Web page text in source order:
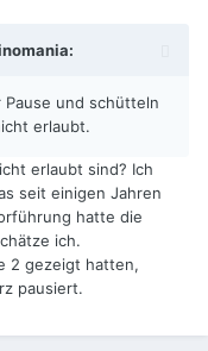
:
und schütteln
erlaubt.
erlaubt sind? Ich
seit einigen Jahren
hatte die
ich.
2 gezeigt hatten,
pausiert.